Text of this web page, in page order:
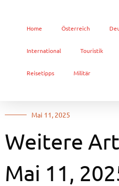
Home Österreich
International Touristik
Reisetipps Militär
Mai 11, 2025
Weitere
Mai 11,